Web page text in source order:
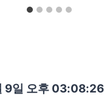
9일 오후 03:08:27